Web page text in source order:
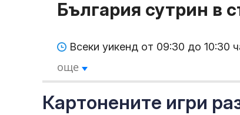
България сутрин в
Всеки уикенд от 09:30 до 10:30
още
Картонените игри